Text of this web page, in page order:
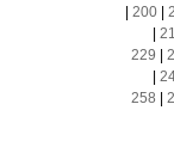
200|
229
258